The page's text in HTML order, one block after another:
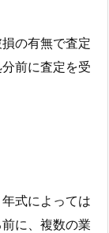
の有無で査定
前に査定を受
式によっては
に、複数の業